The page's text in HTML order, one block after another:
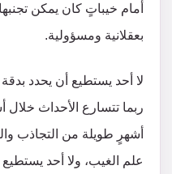
أمام خيباتٍ كان يمكن
بعقلانية ومسؤولية.
لا أحد يستطيع أن يحدد
ربما تتسارع الأحداث خلال
أشهرٍ طويلة من التجاذب
علم الغيب، ولا أحد